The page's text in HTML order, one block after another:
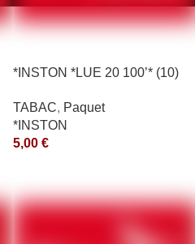
*INSTON *LUE 20 100’* (10)
TABAC, Paquet
*INSTON
5,00 €